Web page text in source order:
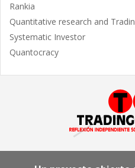
Rankia
Quantitative research and
Systematic Investor
Quantocracy